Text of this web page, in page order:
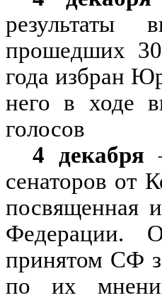
результаты
прошедших
года избран
него в ходе
голосов
4 декабря
сенаторов от
посвященная
Федерации.
принятом СФ
по их